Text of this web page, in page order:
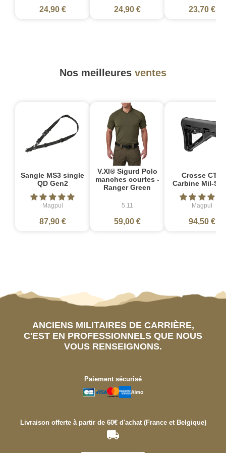
24,90 € 24,90 € 23,70 €
Nos meilleures ventes
Sangle MS3 single
QD Gen2
Magpul
87,90 €
V.XI® Sigurd Polo
manches courtes -
Ranger Green
5.11
59,00 €
Crosse CTR
Carbine Mil-
Magpul
94,50 €
ANCIENS MILITAIRES DE CARRIÈRE,
C'EST EN PROFESSIONNELS QUE NOUS
VOUS RENSEIGNONS.
Paiement sécurisé
Livraison offerte à partir de 60€ d'achat (France et Belgique)